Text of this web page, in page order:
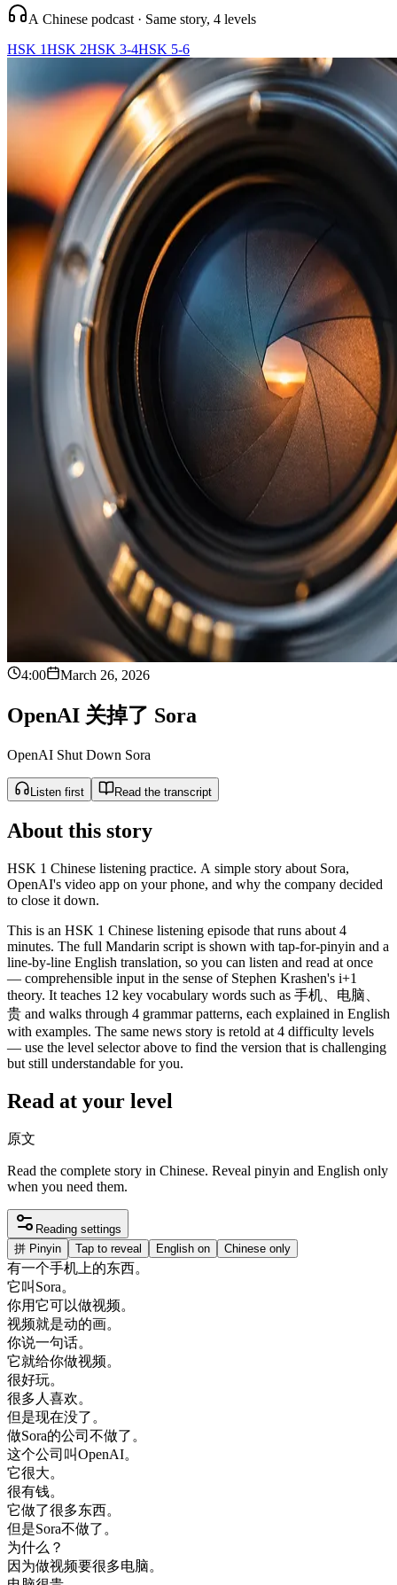
A Chinese podcast · Same story, 4 levels
HSK 1HSK 2HSK 3-4HSK 5-6
4:00 March 26, 2026
OpenAI 关掉了 Sora
OpenAI Shut Down Sora
Listen first Read the transcript
About this story
HSK 1 Chinese listening practice. A simple story about Sora,
OpenAI's video app on your phone, and why the company decided
to close it down.
This is an HSK 1 Chinese listening episode that runs about 4
minutes. The full Mandarin script is shown with tap-for-pinyin and a
line-by-line English translation, so you can listen and read at once
— comprehensible input in the sense of Stephen Krashen's i+1
theory. It teaches 12 key vocabulary words such as 手机、电脑、
贵 and walks through 4 grammar patterns, each explained in English
with examples. The same news story is retold at 4 difficulty levels
— use the level selector above to find the version that is challenging
but still understandable for you.
Read at your level
原文
Read the complete story in Chinese. Reveal pinyin and English only
when you need them.
Reading settings
拼 Pinyin Tap to reveal English on Chinese only
有一个手机上的东西。
它叫 Sora。
你用它可以做视频。
视频就是动的画。
你说一句话。
它就给你做视频。
很好玩。
很多人喜欢。
但是现在没了。
做Sora的公司 不做了。
这个公司 叫OpenAI。
它很大。
很有钱。
它做了很多东西。
但是Sora不做了。
为什么 ？
因为做视频要很多电脑。